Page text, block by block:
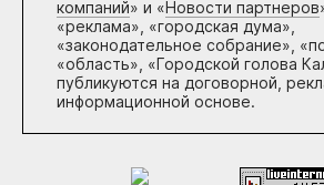
компаний» и «Новости партнеров
«реклама», «городская дума»,
«законодательное собрание»,
«область», «Городской голова
публикуются на договорной,
информационной основе.